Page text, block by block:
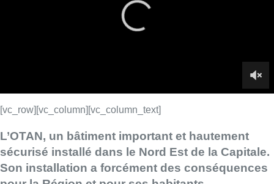
Son installation a forcément des conséquences
pour la Région et pour ses habitants.
la Belgique. Mais ce n’est que dans les années 60 que son
■ Reportage d’Arnaud Bruckner et Stéphanie
[vc_column][vcas_jwplayer_bx1
videoname=”GLX_1749832_CR_OTAN”][/vc_column][/vc_row]
[vc_row][vc_column][vc_column_text]■ Explications de Meryem